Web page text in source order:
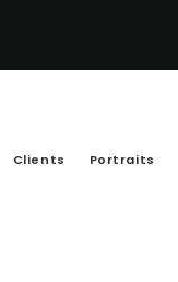
Clients Portraits